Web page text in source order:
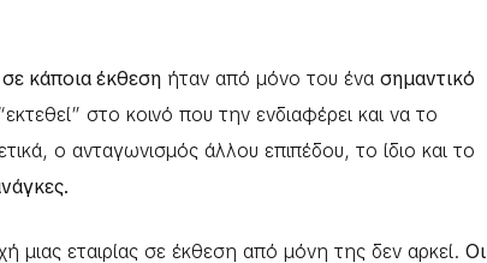
σε κάποια έκθεση ήταν από μόνο του ένα σημαντικό
στο κοινό που την ενδιαφέρει και να το
ο ανταγωνισμός άλλου επιπέδου, το ίδιο και το
μιας εταιρίας σε έκθεση από μόνη της δεν αρκεί. Οι